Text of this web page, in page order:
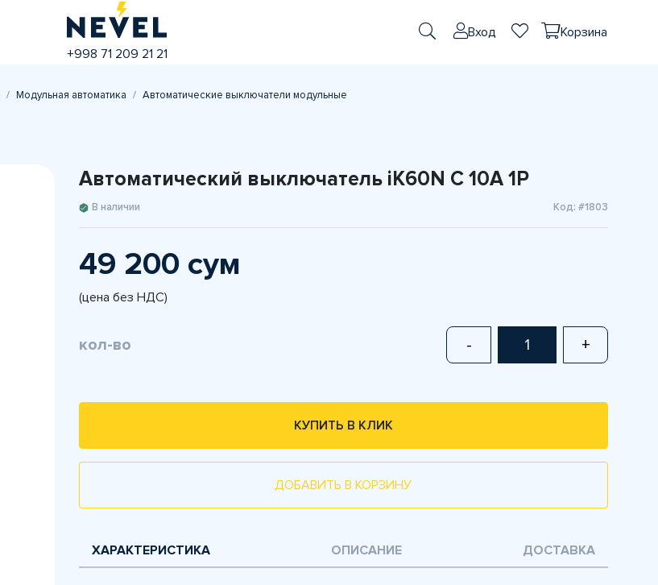
+998 71 209 21 21
Вход Корзина
Модульная автоматика
Автоматические выключатели модульные
Автоматический выключатель iK60N C 10A 1P
В наличии Код: #1803
49 200 сум
(цена без НДС)
кол-во - +
КУПИТЬ В КЛИК
ДОБАВИТЬ В КОРЗИНУ
ХАРАКТЕРИСТИКА ОПИСАНИЕ ДОСТАВКА